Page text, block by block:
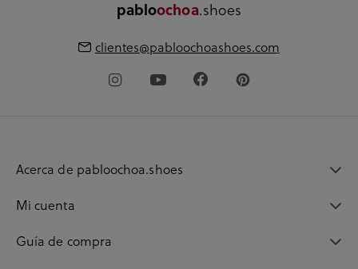
pabloochoa.shoes
clientes@pabloochoashoes.com
Acerca de pabloochoa.shoes
Mi cuenta
Guía de compra